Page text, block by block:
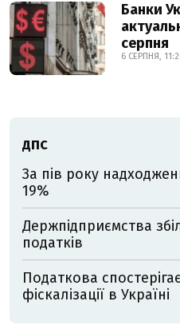
Банки
серпня
6 СЕРПНЯ,
ДПС
За пів року
19%
Держпідприємства
податків
Податкова
фіскалізації в Україні